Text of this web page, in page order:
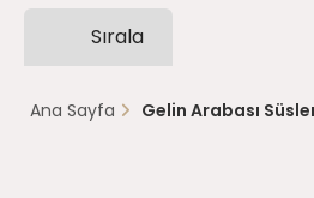
Sırala
Ana Sayfa Gelin Arabası